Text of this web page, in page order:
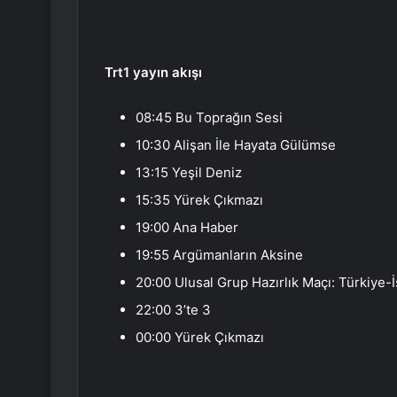
Trt1 yayın akışı
08:45 Bu Toprağın Sesi
10:30 Alişan İle Hayata Gülümse
13:15 Yeşil Deniz
15:35 Yürek Çıkmazı
19:00 Ana Haber
19:55 Argümanların Aksine
20:00 Ulusal Grup Hazırlık Maçı: Türkiye-
22:00 3’te 3
00:00 Yürek Çıkmazı